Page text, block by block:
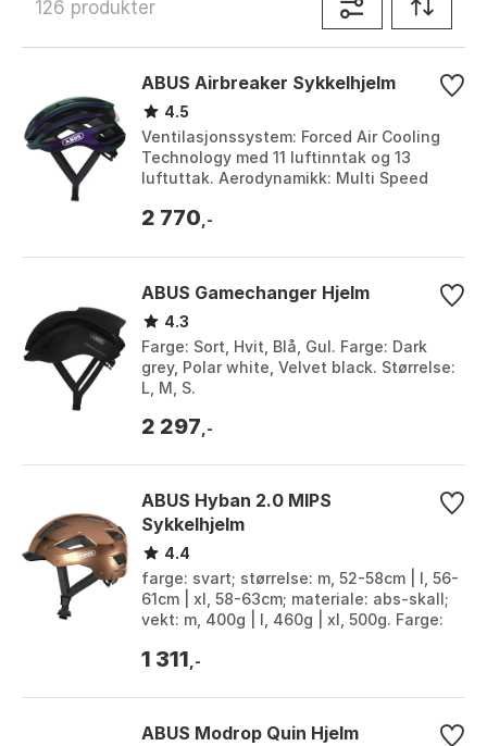
sykkelhjelmer, hvor deres tyskfødte ingeniørkunst
skinner gjennom.
126 produkter
ABUS Airbreaker Sykkelhjelm
4.5
Ventilasjonssystem: Forced Air Cooling
Technology med 11 luftinntak og 13
luftuttak. Aerodynamikk: Multi Speed
og aerod...
2 770 ,-
ABUS Gamechanger Hjelm
4.3
Farge: Sort, Hvit, Blå, Gul. Farge: Dark
grey, Polar white, Velvet black. Størrelse:
L, M, S.
2 297 ,-
ABUS Hyban 2.0 MIPS
Sykkelhjelm
4.4
farge: svart; størrelse: m, 52-58cm | l, 56-
61cm | xl, 58-63cm; materiale: abs-skall;
vekt: m, 400g | l, 460g | xl, 500g. Farge:
1 311 ,-
ABUS Modrop Quin Hjelm